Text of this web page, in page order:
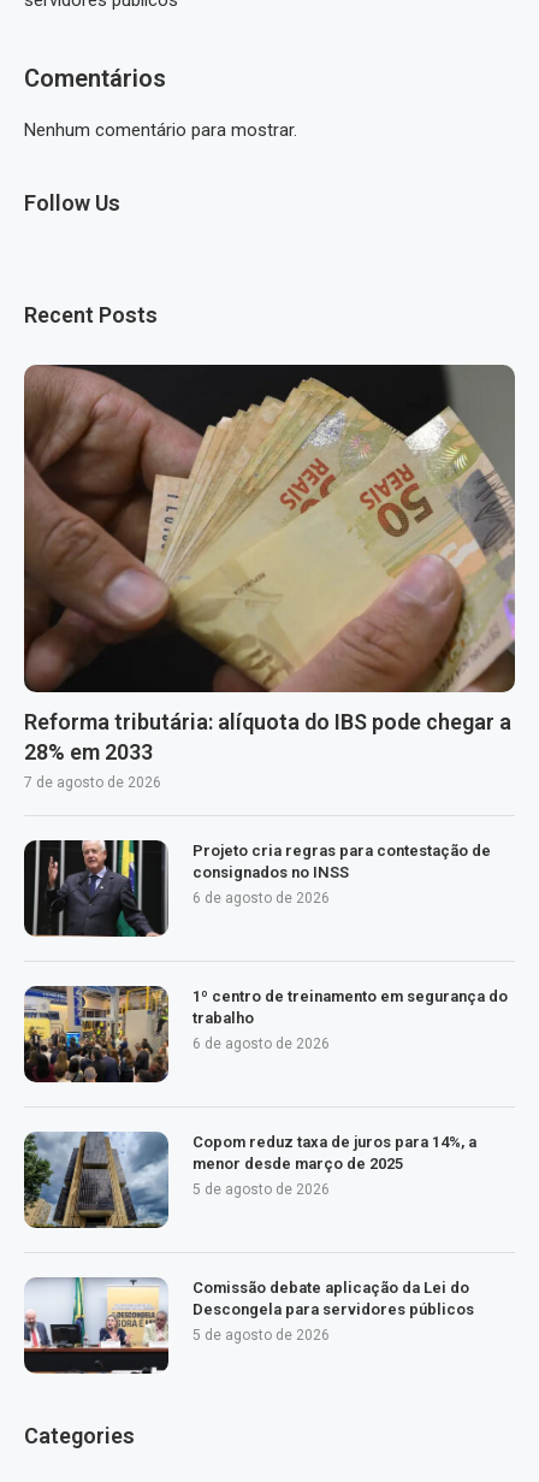
Comentários
Nenhum comentário para mostrar.
Follow Us
Recent Posts
Reforma tributária: alíquota do IBS pode chegar a
28% em 2033
7 de agosto de 2026
Projeto cria regras para contestação de
consignados no INSS
6 de agosto de 2026
1º centro de treinamento em segurança do
trabalho
6 de agosto de 2026
Copom reduz taxa de juros para 14%, a
menor desde março de 2025
5 de agosto de 2026
Comissão debate aplicação da Lei do
Descongela para servidores públicos
5 de agosto de 2026
Categories